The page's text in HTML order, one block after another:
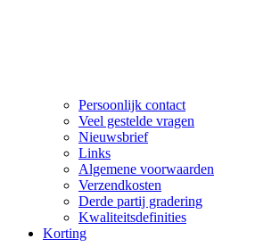
Persoonlijk contact
Veel gestelde vragen
Nieuwsbrief
Links
Algemene voorwaarden
Verzendkosten
Derde partij gradering
Kwaliteitsdefinities
Korting